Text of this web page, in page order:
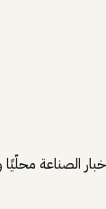
الصناعة